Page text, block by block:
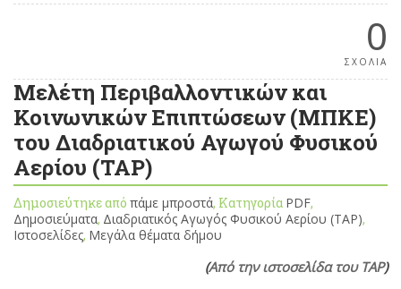
0
ΣΧΟΛΙΑ
Μελέτη Περιβαλλοντικών και
Κοινωνικών Επιπτώσεων (ΜΠΚΕ)
του Διαδριατικού Αγωγού Φυσικού
Αερίου (TAP)
Δημοσιεύτηκε από πάμε μπροστά, Κατηγορία PDF,
Δημοσιεύματα, Διαδριατικός Αγωγός Φυσικού Αερίου (TAP),
Ιστοσελίδες, Μεγάλα θέματα δήμου
(Από την ιστοσελίδα του TAP)